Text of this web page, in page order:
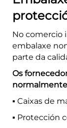
No comercio
embalaxe
parte da
Os
▪️ Caixas de
▪️ Protección